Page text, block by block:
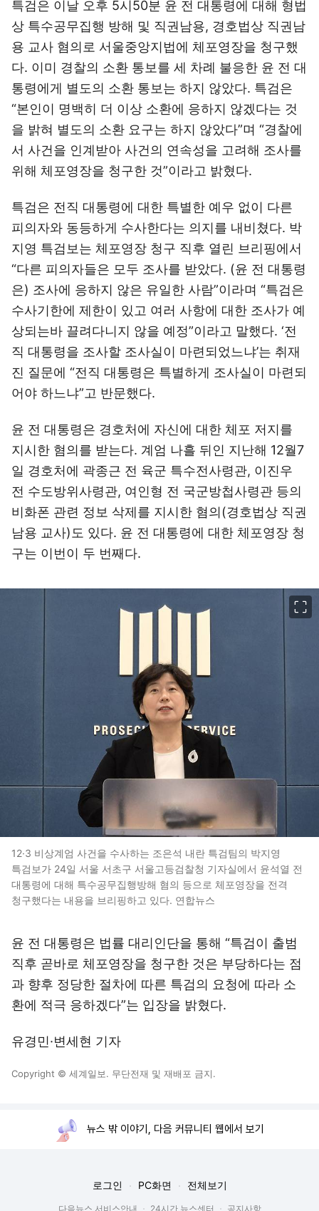
특검은 이날 오후 5시50분 윤 전 대통령에 대해 형법
상 특수공무집행 방해 및 직권남용, 경호법상 직권남
용 교사 혐의로 서울중앙지법에 체포영장을 청구했
다. 이미 경찰의 소환 통보를 세 차례 불응한 윤 전 대
통령에게 별도의 소환 통보는 하지 않았다. 특검은
“본인이 명백히 더 이상 소환에 응하지 않겠다는 것
을 밝혀 별도의 소환 요구는 하지 않았다”며 “경찰에
서 사건을 인계받아 사건의 연속성을 고려해 조사를
위해 체포영장을 청구한 것”이라고 밝혔다.
특검은 전직 대통령에 대한 특별한 예우 없이 다른
피의자와 동등하게 수사한다는 의지를 내비쳤다. 박
지영 특검보는 체포영장 청구 직후 열린 브리핑에서
“다른 피의자들은 모두 조사를 받았다. (윤 전 대통령
은) 조사에 응하지 않은 유일한 사람”이라며 “특검은
수사기한에 제한이 있고 여러 사항에 대한 조사가 예
상되는바 끌려다니지 않을 예정”이라고 말했다. ‘전
직 대통령을 조사할 조사실이 마련되었느냐’는 취재
진 질문에 “전직 대통령은 특별하게 조사실이 마련되
어야 하느냐”고 반문했다.
윤 전 대통령은 경호처에 자신에 대한 체포 저지를
지시한 혐의를 받는다. 계엄 나흘 뒤인 지난해 12월7
일 경호처에 곽종근 전 육군 특수전사령관, 이진우
전 수도방위사령관, 여인형 전 국군방첩사령관 등의
비화폰 관련 정보 삭제를 지시한 혐의(경호법상 직권
남용 교사)도 있다. 윤 전 대통령에 대한 체포영장 청
구는 이번이 두 번째다.
12·3 비상계엄 사건을 수사하는 조은석 내란 특검팀의 박지영
특검보가 24일 서울 서초구 서울고등검찰청 기자실에서 윤석열 전
대통령에 대해 특수공무집행방해 혐의 등으로 체포영장을 전격
청구했다는 내용을 브리핑하고 있다. 연합뉴스
윤 전 대통령은 법률 대리인단을 통해 “특검이 출범
직후 곧바로 체포영장을 청구한 것은 부당하다는 점
과 향후 정당한 절차에 따른 특검의 요청에 따라 소
환에 적극 응하겠다”는 입장을 밝혔다.
유경민·변세현 기자
Copyright © 세계일보. 무단전재 및 재배포 금지.
뉴스 밖 이야기, 다음 커뮤니티 웹에서 보기
로그인 PC화면 전체보기
다음뉴스 서비스안내 24시간 뉴스센터 공지사항